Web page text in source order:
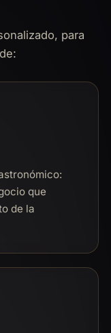
para
que
de la